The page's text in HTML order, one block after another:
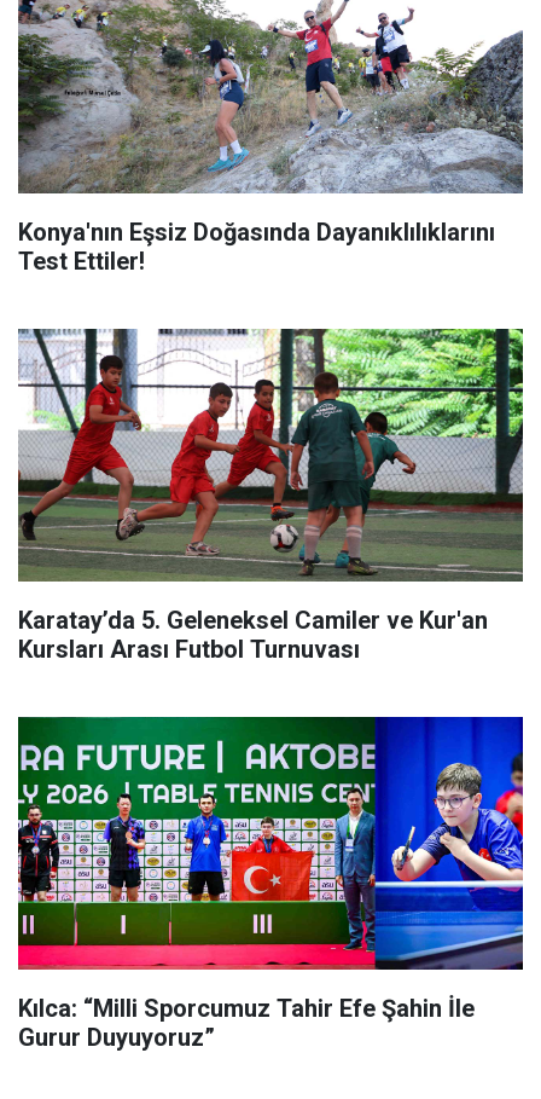
Konya'nın Eşsiz Doğasında Dayanıklılıklarını
Test Ettiler!
Karatay’da 5. Geleneksel Camiler ve Kur'an
Kursları Arası Futbol Turnuvası
Kılca: “Milli Sporcumuz Tahir Efe Şahin İle
Gurur Duyuyoruz”